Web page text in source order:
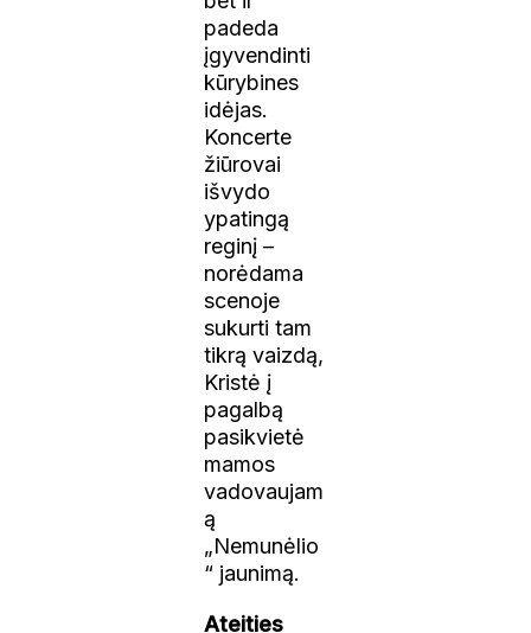
padeda
įgyvendinti
kūrybines
idėjas.
Koncerte
žiūrovai
išvydo
ypatingą
reginį –
norėdama
scenoje
sukurti tam
tikrą vaizdą,
Kristė į
pagalbą
pasikvietė
mamos
vadovaujam
ą
„Nemunėlio
“ jaunimą.
Ateities